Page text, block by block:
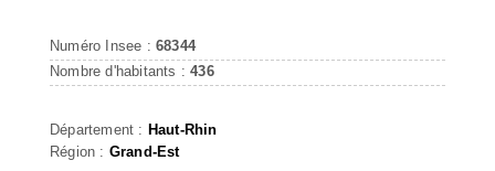
Numéro Insee : 68344
Nombre d'habitants :436
Département : Haut-Rhin
Région : Grand-Est